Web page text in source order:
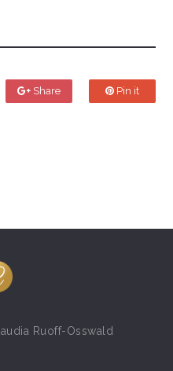
Share Pin it
Ruoff-Osswald